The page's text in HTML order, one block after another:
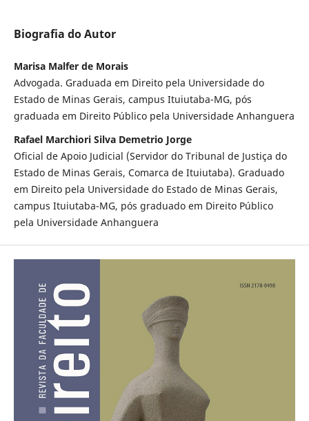
Biografia do Autor
Marisa Malfer de Morais
Advogada. Graduada em Direito pela Universidade do
Estado de Minas Gerais, campus Ituiutaba-MG, pós
graduada em Direito Público pela Universidade Anhanguera
Rafael Marchiori Silva Demetrio Jorge
Oficial de Apoio Judicial (Servidor do Tribunal de Justiça do
Estado de Minas Gerais, Comarca de Ituiutaba). Graduado
em Direito pela Universidade do Estado de Minas Gerais,
campus Ituiutaba-MG, pós graduado em Direito Público
pela Universidade Anhanguera